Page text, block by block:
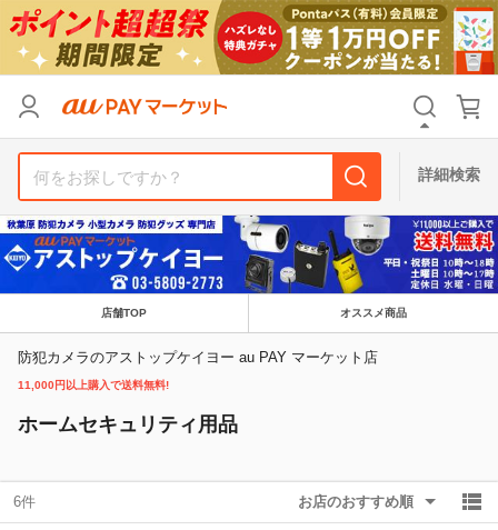
詳細検索
店舗TOP オススメ商品
防犯カメラのアストップケイヨー au PAY マーケット店
11,000円以上購入で送料無料!
ホームセキュリティ用品
6件 お店のおすすめ順
支払い方法
その他の条件
送料無料 タイムセール
Pontaパス特典対象すべて ポイントUPセレクトのみ
キーワード
リセット
支払い方法
その他の条件
送料無料 タイムセール
Pontaパス特典対象すべて ポイントUPセレクトのみ
キーワード